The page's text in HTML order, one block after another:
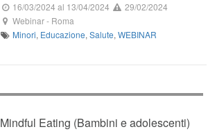
16/03/2024 al 13/04/2024
29/02/2024
Webinar- Roma
Minori, Educazione,Salute,WEBINAR
Mindful Eating (Bambini e adolescenti)